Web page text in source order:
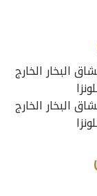
البخار الخارج
البخار الخارج